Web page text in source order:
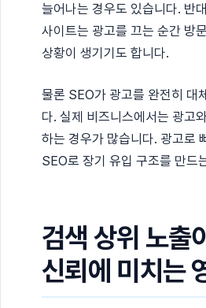
늘어나는 경우도 있습니다. 반
사이트는 광고를 끄는 순간 방
상황이 생기기도 합니다.
물론 SEO가 광고를 완전히 대
다. 실제 비즈니스에서는 광고
하는 경우가 많습니다. 광고로
SEO로 장기 유입 구조를 만드
검색 상위 노출
신뢰에 미치는